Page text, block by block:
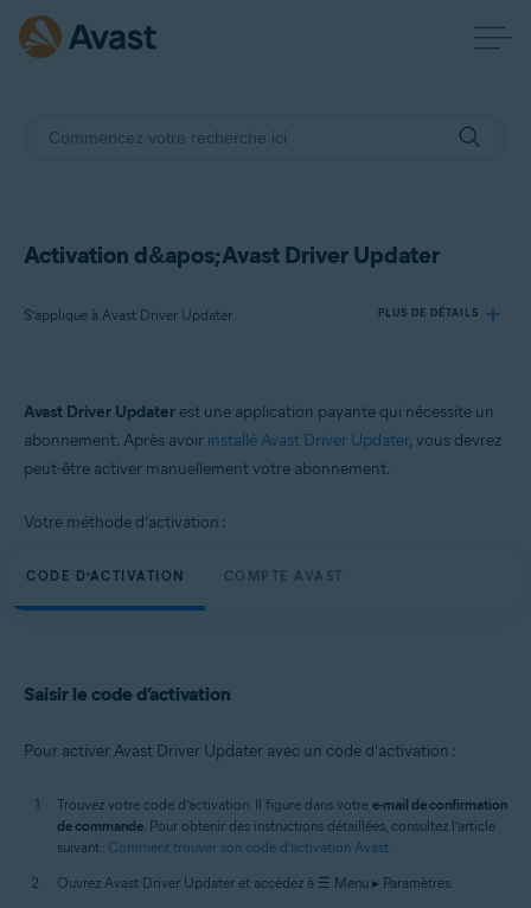
Activation d&apos;Avast Driver Updater
S’applique à Avast Driver Updater PLUS DE DÉTAILS
Produits:
Avast Driver Updater
Windows
Avast Driver Updater est une application payante qui nécessite un
abonnement. Après avoir installé Avast Driver Updater, vous devrez
peut-être activer manuellement votre abonnement.
Votre méthode d’activation :
CODE D’ACTIVATION COMPTE AVAST
Saisir le code d’activation
Pour activer Avast Driver Updater avec un code d’activation :
Trouvez votre code d’activation. Il figure dans votre e-mail de confirmation
de commande. Pour obtenir des instructions détaillées, consultez l’article
suivant : Comment trouver son code d’activation Avast.
Ouvrez Avast Driver Updater et accédez à ☰ Menu ▸ Paramètres.